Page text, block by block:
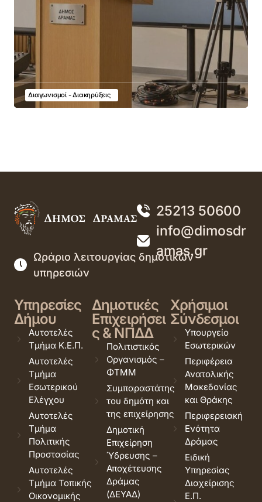
Διαγωνισμοί - Διακηρύξεις
25213 50600
info@dimosdr
amas.gr
Ωράριο λειτουργίας δημοτικών
υπηρεσιών
Υπηρεσίες
Δήμου
Αυτοτελές
Τμήμα Κ.Ε.Π.
Αυτοτελές
Τμήμα
Εσωτερικού
Ελέγχου
Αυτοτελές
Τμήμα
Πολιτικής
Προστασίας
Αυτοτελές
Τμήμα Τοπικής
Οικονομικής
Δημοτικές
Επιχειρήσει
ς & ΝΠΔΔ
Πολιτιστικός
Οργανισμός –
ΦΤΜΜ
Συμπαραστάτης
του δημότη και
της επιχείρησης
Δημοτική
Επιχείρηση
Ύδρευσης –
Αποχέτευσης
Δράμας
(ΔΕΥΑΔ)
Χρήσιμοι
Σύνδεσμοι
Υπουργείο
Εσωτερικών
Περιφέρεια
Ανατολικής
Μακεδονίας
και Θράκης
Περιφερειακή
Ενότητα
Δράμας
Ειδική
Υπηρεσίας
Διαχείρισης
Ε.Π.